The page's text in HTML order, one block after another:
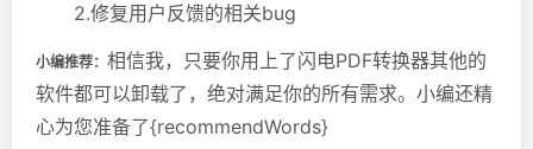
2.修复用户反馈的相关bug
小编推荐： 相信我，只要你用上了闪电PDF转换器其他的
软件都可以卸载了，绝对满足你的所有需求。小编还精
心为您准备了{recommendWords}